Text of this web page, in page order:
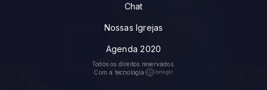
Chat
Nossas Igrejas
Agenda 2020
Todos os direitos reservados.
Com a tecnologia